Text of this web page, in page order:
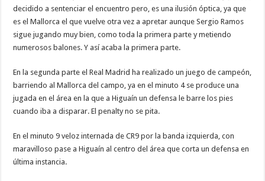
decidido a sentenciar el encuentro pero, es una ilusión óptica, ya que
es el Mallorca el que vuelve otra vez a apretar aunque Sergio Ramos
sigue jugando muy bien, como toda la primera parte y metiendo
numerosos balones. Y así acaba la primera parte.
En la segunda parte el Real Madrid ha realizado un juego de campeón,
barriendo al Mallorca del campo, ya en el minuto 4 se produce una
jugada en el área en la que a Higuaín un defensa le barre los pies
cuando iba a disparar. El penalty no se pita.
En el minuto 9 veloz internada de CR9 por la banda izquierda, con
maravilloso pase a Higuaín al centro del área que corta un defensa en
última instancia.